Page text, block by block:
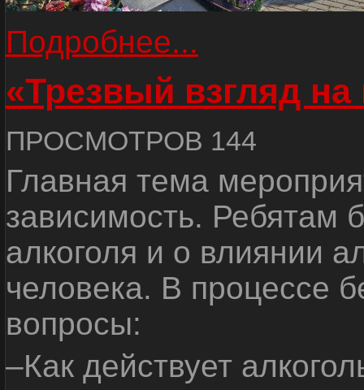
Подробнее...
«Трезвый взгляд на
ПРОСМОТРОВ 144
Главная тема
зависимость. Ребятам
алкоголя и о влиянии
человека. В процессе
вопросы:
–Как действует